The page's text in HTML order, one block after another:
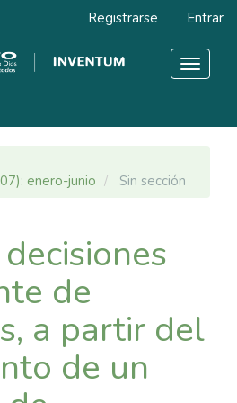
Registrarse Entrar
Toggle
enero-junio
Sin sección
de
a partir del
de un